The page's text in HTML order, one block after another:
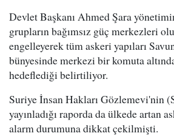
Devlet Başkanı Ahmed Şara
grupların bağımsız güç merkezleri
engelleyerek tüm askeri yapıları
bünyesinde merkezi bir komuta
hedeflediği belirtiliyor.
Suriye İnsan Hakları Gözlemevi'nin
yayınladığı raporda da ülkede artan
alarm durumuna dikkat çekilmişti.